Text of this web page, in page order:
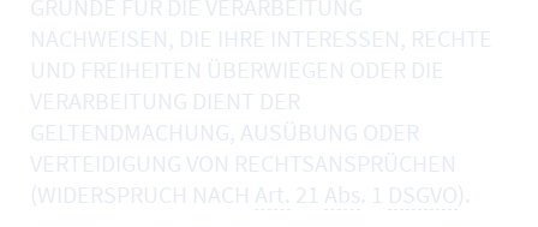
GRÜNDE FÜR DIE VERARBEITUNG
NACHWEISEN, DIE IHRE INTERESSEN, RECHTE
UND FREIHEITEN ÜBERWIEGEN ODER DIE
VERARBEITUNG DIENT DER
GELTENDMACHUNG, AUSÜBUNG ODER
VERTEIDIGUNG VON RECHTSANSPRÜCHEN
(WIDERSPRUCH NACH Art. 21 Abs. 1 DSGVO).